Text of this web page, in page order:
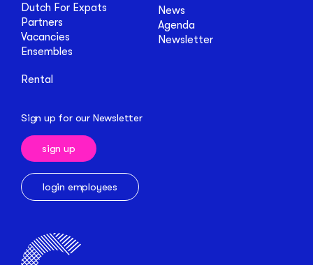
Dutch For Expats
Partners
Vacancies
Ensembles
Rental
News
Agenda
Newsletter
Sign up for our Newsletter
sign up
login employees